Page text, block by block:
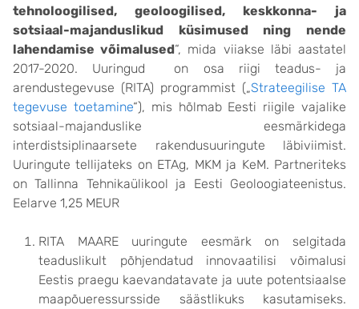
tehnoloogilised, geoloogilised, keskkonna- ja
sotsiaal-majanduslikud küsimused ning nende
lahendamise võimalused“, mida viiakse läbi aastatel
2017-2020. Uuringud on osa riigi teadus- ja
arendustegevuse (RITA) programmist („Strateegilise TA
tegevuse toetamine“), mis hõlmab Eesti riigile vajalike
sotsiaal-majanduslike eesmärkidega
interdistsiplinaarsete rakendusuuringute läbiviimist.
Uuringute tellijateks on ETAg, MKM ja KeM. Partneriteks
on Tallinna Tehnikaülikool ja Eesti Geoloogiateenistus.
Eelarve 1,25 MEUR
RITA MAARE uuringute eesmärk on selgitada
teaduslikult põhjendatud innovaatilisi võimalusi
Eestis praegu kaevandatavate ja uute potentsiaalse
maapõueressursside säästlikuks kasutamiseks.